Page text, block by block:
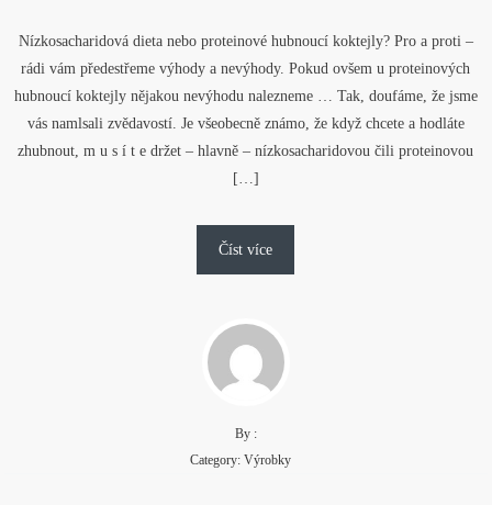
Nízkosacharidová dieta nebo proteinové hubnoucí koktejly? Pro a proti –
rádi vám předestřeme výhody a nevýhody. Pokud ovšem u proteinových
hubnoucí koktejly nějakou nevýhodu nalezneme … Tak, doufáme, že jsme
vás namlsali zvědavostí. Je všeobecně známo, že když chcete a hodláte
zhubnout, m u s í t e držet – hlavně – nízkosacharidovou čili proteinovou
[…]
Číst více
By :
Category: Výrobky